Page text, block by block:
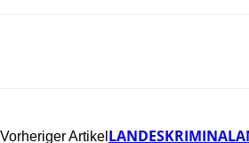
Vorheriger Artikel